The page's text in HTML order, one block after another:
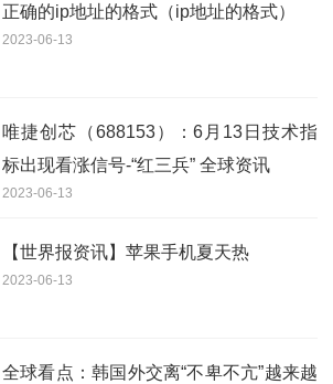
正确的ip地址的格式（ip地址的格式）
2023-06-13
唯捷创芯（688153）：6月13日技术指
标出现看涨信号-“红三兵” 全球资讯
2023-06-13
【世界报资讯】苹果手机夏天热
2023-06-13
全球看点：韩国外交离“不卑不亢”越来越